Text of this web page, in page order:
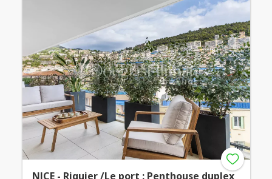
NICE - Riquier /Le port : Penthouse duplex